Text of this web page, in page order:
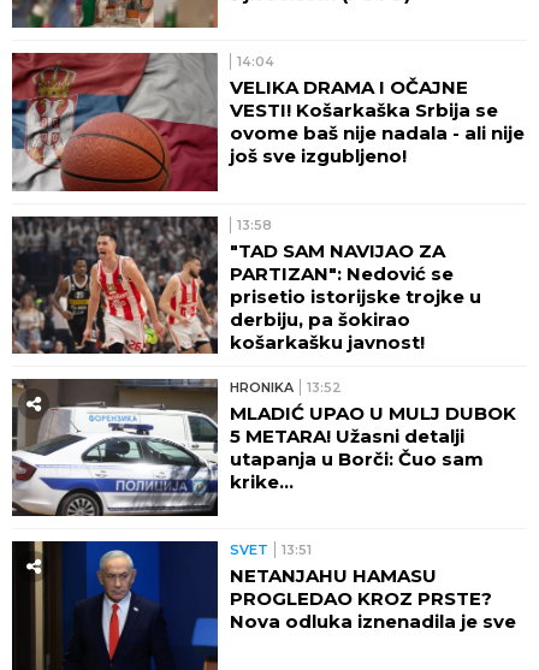
14:04
VELIKA DRAMA I OČAJNE
VESTI! Košarkaška Srbija se
ovome baš nije nadala - ali nije
još sve izgubljeno!
13:58
"TAD SAM NAVIJAO ZA
PARTIZAN": Nedović se
prisetio istorijske trojke u
derbiju, pa šokirao
košarkašku javnost!
HRONIKA 13:52
MLADIĆ UPAO U MULJ DUBOK
5 METARA! Užasni detalji
utapanja u Borči: Čuo sam
krike...
SVET 13:51
NETANJAHU HAMASU
PROGLEDAO KROZ PRSTE?
Nova odluka iznenadila je sve